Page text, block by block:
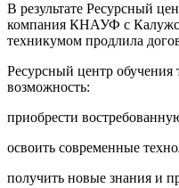
️В результате Ресурсный
компания КНАУФ с
техникумом продлила
️Ресурсный центр
возможность:
️приобрести
️освоить современные
️получить новые знания и